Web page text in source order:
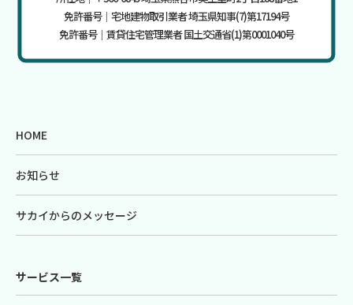
免許番号｜宅地建物取引業者 埼玉県知事(7)第17194号
免許番号｜賃貸住宅管理業者 国土交通省(1)第0001040号
HOME
お知らせ
サカイからのメッセージ
サービス一覧